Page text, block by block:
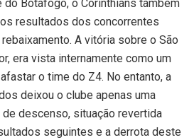
Botafogo, o Corinthians também
resultados dos concorrentes
A vitória sobre o São
era vista internamente como um
o time do Z4. No entanto, a
deixou o clube apenas uma
descenso, situação revertida
seguintes e a derrota deste